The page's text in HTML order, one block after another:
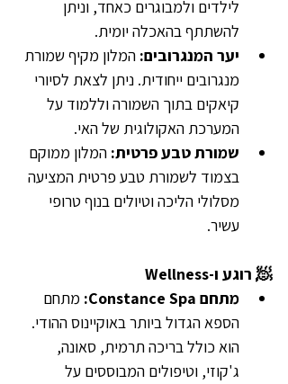
לילדים ולמבוגרים כאחד, וניתן
להשתתף בהאכלה יומית.
יער המנגרובים: המלון מקיף שמורת
מנגרובים ייחודית. ניתן לצאת לסיורי
קיאקים בתוך השמורה וללמוד על
המערכת האקולוגית של האי.
שמורת טבע פרטית: המלון ממוקם
בצמוד לשמורת טבע פרטית המציעה
מסלולי הליכה וטיולים בנוף טרופי
עשיר.
🧖 רוגע ו-Wellness
מתחם Constance Spa:
מתחם
הספא הגדול ביותר באוקיינוס ההודי.
הוא כולל בריכה תרמית, סאונה,
ג'קוזי, וטיפולים המבוססים על